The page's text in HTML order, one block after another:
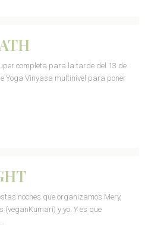
completa para la tarde del 13 de
Yoga Vinyasa multinivel para poner
noches que organizamos Mery,
(veganKumari) y yo. Y es que